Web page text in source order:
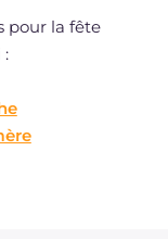
pour la fête
: